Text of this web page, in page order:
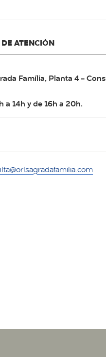
ATENCIÓN
Família, Planta 4 -
a 14h y de 16h a 20h.